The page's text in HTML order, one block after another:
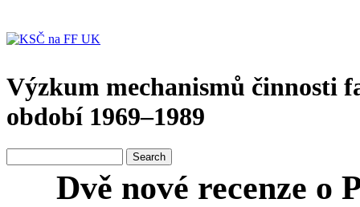
Výzkum mechanismů činnosti
období 1969–1989
Dvě nové recenze o